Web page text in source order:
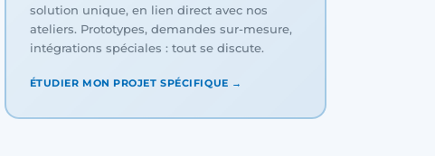
solution unique, en lien direct avec nos
ateliers. Prototypes, demandes sur-mesure,
intégrations spéciales : tout se discute.
ÉTUDIER MON PROJET SPÉCIFIQUE →